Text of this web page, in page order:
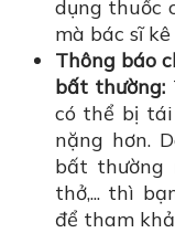
dụng thuốc
mà bác sĩ kê
Thông báo
bất thường:
có thể bị
nặng hơn.
bất thường
thở,... thì
để tham